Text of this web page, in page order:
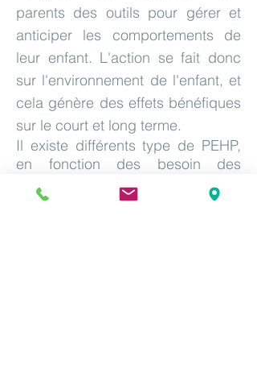
parents des outils pour gérer et
anticiper les comportements de
leur enfant. L'action se fait donc
sur l'environnement de l'enfant, et
cela génère des effets bénéfiques
sur le court et long terme.
Il existe différents type de PEHP,
en fonction des besoin des
familles. Je suis formées aux
PEHP suivants : Barkley, Kazdin